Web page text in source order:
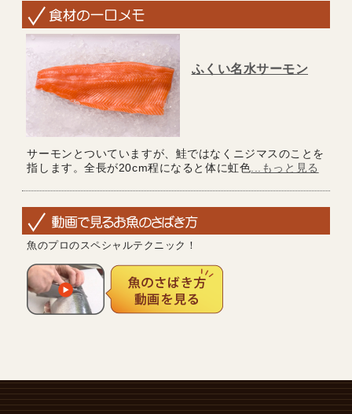
ふくい名水サーモン
サーモンとついていますが、鮭ではなくニジマスのことを
指します。全長が20cm程になると体に虹色 ...もっと見る
魚のプロのスペシャルテクニック！